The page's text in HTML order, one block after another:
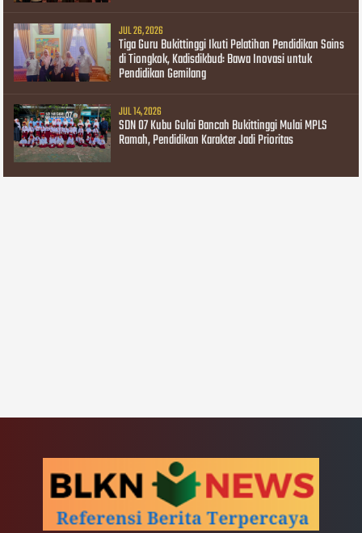
JUL 26, 2026
Tiga Guru Bukittinggi Ikuti Pelatihan Pendidikan Sains
di Tiongkok, Kadisdikbud: Bawa Inovasi untuk
Pendidikan Gemilang
JUL 14, 2026
SDN 07 Kubu Gulai Bancah Bukittinggi Mulai MPLS
Ramah, Pendidikan Karakter Jadi Prioritas